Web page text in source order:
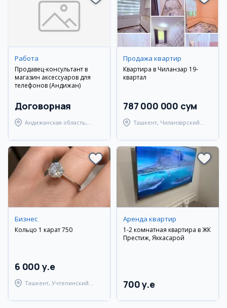
Работа
Продавец-консультант в
магазин аксессуаров для
телефонов (Андижан)
Договорная
Андижанская область,
Продажа квартир
Квартира в Чиланзар 19-
квартал
787 000 000 сум
Ташкент, Чиланзарский
Бизнес
Кольцо 1 карат 750
6 000 y.e
Ташкент, Учтепинский
Аренда квартир
1-2 комнатная квартира в ЖК
Престиж, Яккасарой
700 y.e